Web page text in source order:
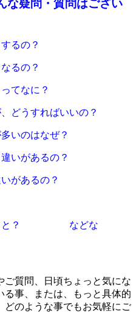
な疑問・質問はござい
るの？
るの？
てなに？
どうすればいいの？
いのはなぜ？
いがあるの？
があるの？
うこと？ などな
ご質問、日頃ちょっと気にな
る事、または、もっと具体的
どのような事でもお気軽にご